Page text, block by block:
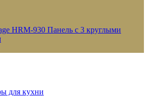
HRM-930 Панель с 3 круглыми
для кухни